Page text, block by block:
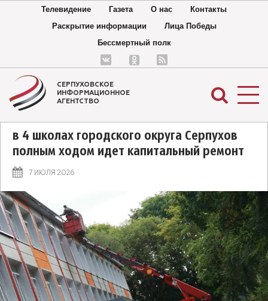
Телевидение Газета О нас
Контакты
Раскрытие информации
Лица Победы
Бессмертный полк
СЕРПУХОВСКОЕ
ИНФОРМАЦИОННОЕ
АГЕНТСТВО
в 4 школах городского округа Серпухов
полным ходом идет капитальный ремонт
7 ИЮЛЯ 2026